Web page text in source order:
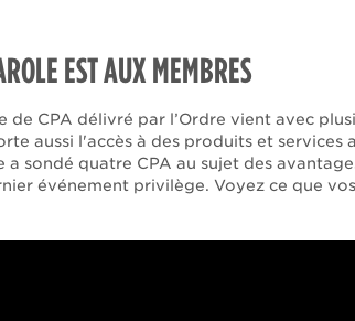
EST AUX MEMBRES
de CPA délivré par l’Ordre vient avec
aussi l'accès à des produits et services
a sondé quatre CPA au sujet des
événement privilège. Voyez ce que